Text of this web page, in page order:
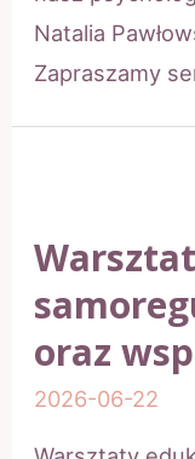
Natalia
Zapraszamy
oraz
2026-06-22